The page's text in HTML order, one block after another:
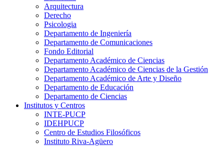
Arquitectura
Derecho
Psicologia
Departamento de Ingeniería
Departamento de Comunicaciones
Fondo Editorial
Departamento Académico de Ciencias
Departamento Académico de Ciencias de la Gestión
Departamento Académico de Arte y Diseño
Departamento de Educación
Departamento de Ciencias
Institutos y Centros
INTE-PUCP
IDEHPUCP
Centro de Estudios Filosóficos
Instituto Riva-Agüero